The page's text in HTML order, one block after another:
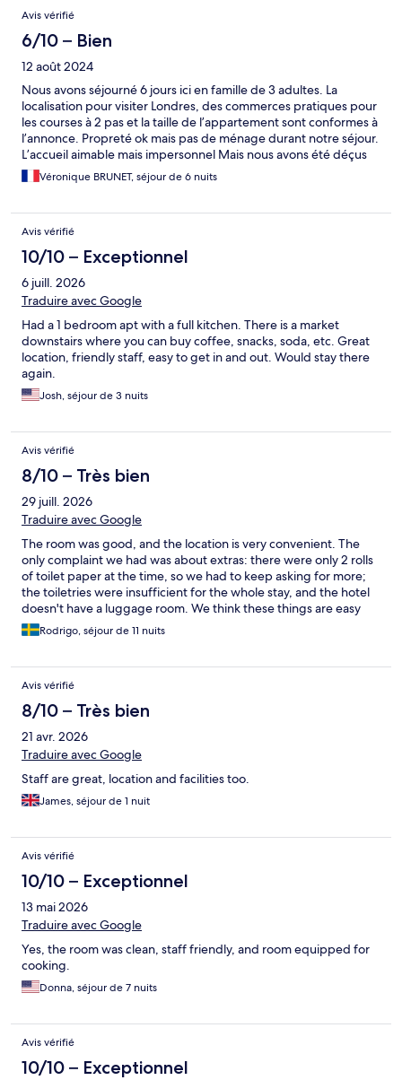
Avis vérifié
6/10 – Bien
12 août 2024
Nous avons séjourné 6 jours ici en famille de 3 adultes. La
localisation pour visiter Londres, des commerces pratiques pour
les courses à 2 pas et la taille de l’appartement sont conformes à
l’annonce. Propreté ok mais pas de ménage durant notre séjour.
L’accueil aimable mais impersonnel Mais nous avons été déçus
par plusieurs « détails » : principalement le manque
d’insonorisation des fenêtres par rapports aux bruits extérieurs
système de ventilation tellement bruyant que nous n'avons pas
pu dormir une nuit correctement Le matelas du canapé lit du
salon est plus que sommaire et celui de la chambre fatigué Côté
cuisine, si elle est vaste pour un 46 m2, la vaisselle est
insuffisante pour 4 et l’électroménager vétuste, et un torchon
pour 1 semaine, c’est peu. Pour la salle de bain, seulement 2
shampooing pour 3, et pour 6 jours c'est un peu chiche. Et on
n’a pas envie d’aller réclamer à l’accueil ce qui devait inclus
Accessoirement, l’annonce montrait une vue sur la ville par des
grandes baies vitrées, tous les appartements n’en bénéficient
apparemment pas, car nous avions de petites fenêtres qu’on
nous ont un peu gâché notre séjour, c’est pourquoi lors de notre
prochain voyage à Londres, nous n’y retournerons pas.
Véronique BRUNET, séjour de 6 nuits
Avis vérifié
10/10 – Exceptionnel
6 juill. 2026
Traduire avec Google
Had a 1 bedroom apt with a full kitchen. There is a market
downstairs where you can buy coffee, snacks, soda, etc. Great
location, friendly staff, easy to get in and out. Would stay there
again.
Josh, séjour de 3 nuits
Avis vérifié
8/10 – Très bien
29 juill. 2026
Traduire avec Google
The room was good, and the location is very convenient. The
only complaint we had was about extras: there were only 2 rolls
of toilet paper at the time, so we had to keep asking for more;
the toiletries were insufficient for the whole stay, and the hotel
doesn't have a luggage room. We think these things are easy
and cheap to provide and would make the stay way more
enjoyable.
Rodrigo, séjour de 11 nuits
Avis vérifié
8/10 – Très bien
21 avr. 2026
Traduire avec Google
Staff are great, location and facilities too.
James, séjour de 1 nuit
Avis vérifié
10/10 – Exceptionnel
13 mai 2026
Traduire avec Google
Yes, the room was clean, staff friendly, and room equipped for
cooking.
Donna, séjour de 7 nuits
Avis vérifié
10/10 – Exceptionnel